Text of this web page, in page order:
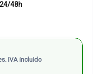
48h
IVA incluido